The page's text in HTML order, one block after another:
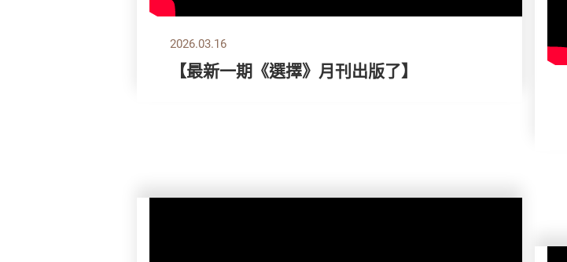
2026.03.16
【最新一期《選擇》月刊出版了】